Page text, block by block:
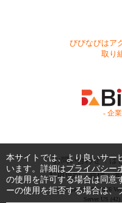
びびなびはア
取り
- 企
お問い合わせ は
利用規約
商標・
Copyright © 1999-2026
Server US
本サイトでは、より良いサー
います。詳細はプライバシー
の使用を許可する場合は同意
ーの使用を拒否する場合は、